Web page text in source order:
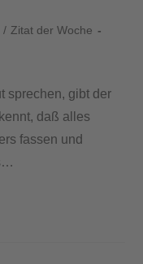
/ Zitat der Woche
sprechen, gibt der
daß alles
fassen und